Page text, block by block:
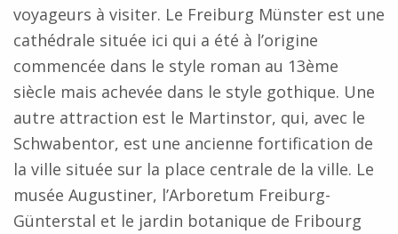
voyageurs à visiter. Le Freiburg Münster est une
cathédrale située ici qui a été à l’origine
commencée dans le style roman au 13ème
siècle mais achevée dans le style gothique. Une
autre attraction est le Martinstor, qui, avec le
Schwabentor, est une ancienne fortification de
la ville située sur la place centrale de la ville. Le
musée Augustiner, l’Arboretum Freiburg-
Günterstal et le jardin botanique de Fribourg